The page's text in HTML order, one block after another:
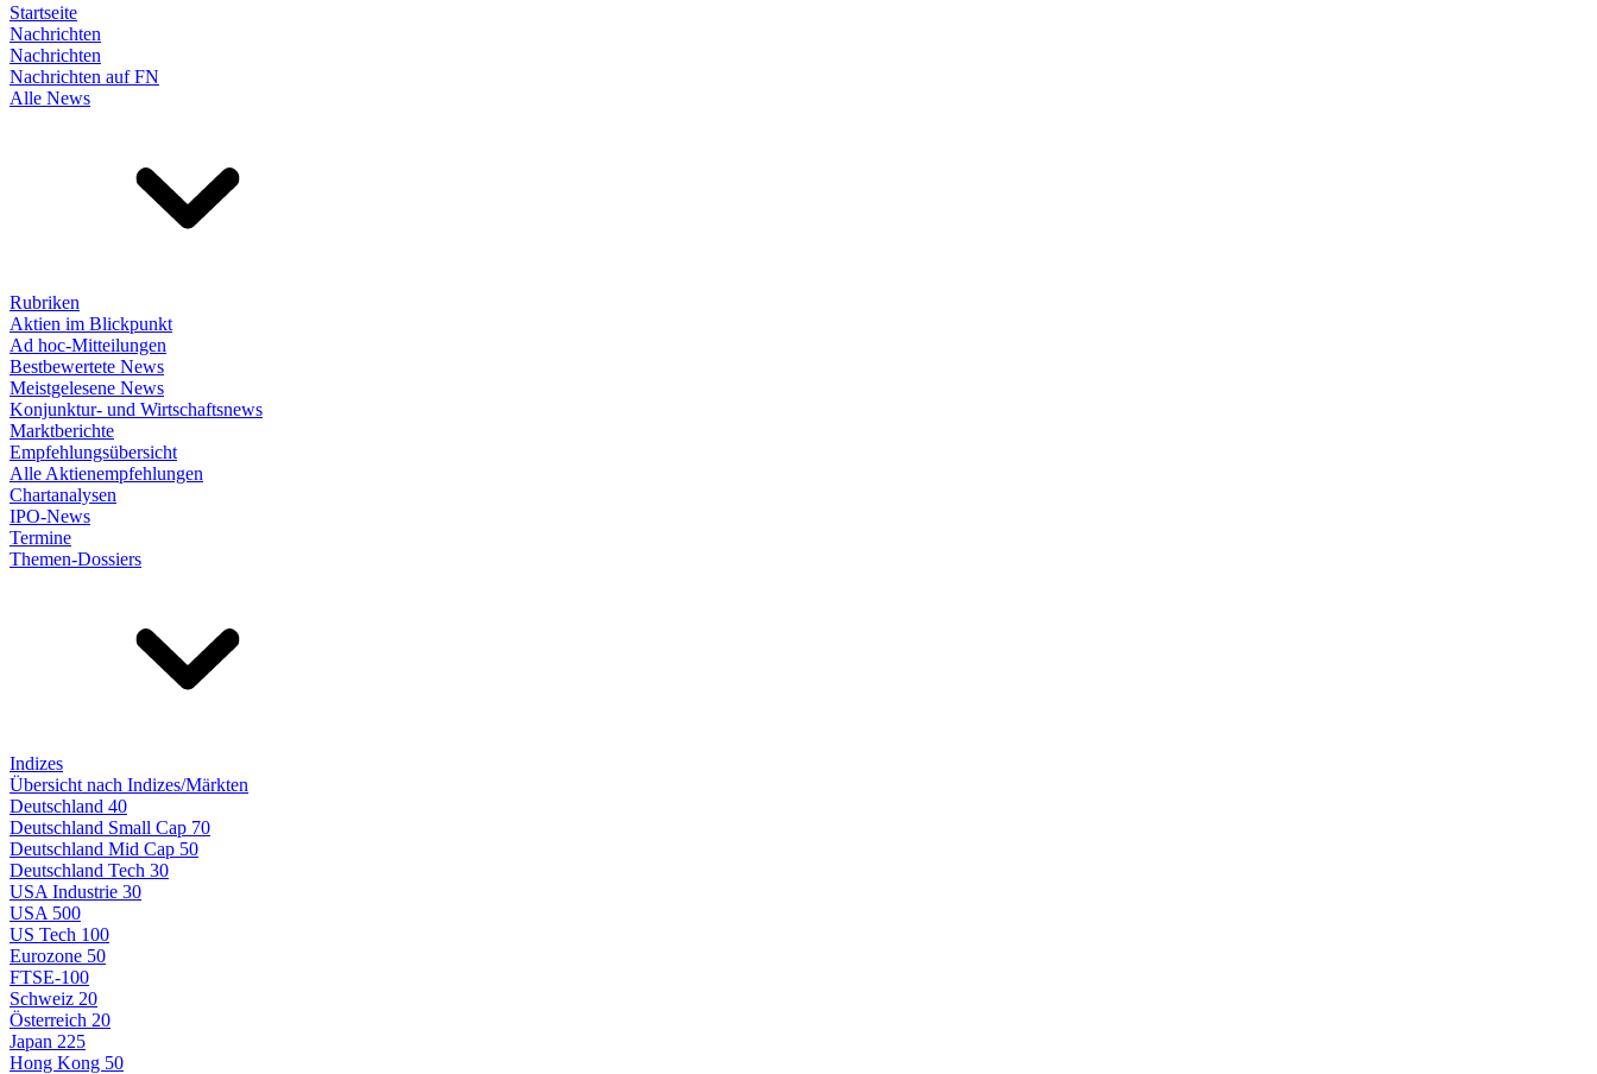
Startseite
Nachrichten
Nachrichten
Nachrichten auf FN
Alle News
Rubriken
Aktien im Blickpunkt
Ad hoc-Mitteilungen
Bestbewertete News
Meistgelesene News
Konjunktur- und Wirtschaftsnews
Marktberichte
Empfehlungsübersicht
Alle Aktienempfehlungen
Chartanalysen
IPO-News
Termine
Themen-Dossiers
Indizes
Übersicht nach Indizes/Märkten
Deutschland 40
Deutschland Small Cap 70
Deutschland Mid Cap 50
Deutschland Tech 30
USA Industrie 30
USA 500
US Tech 100
Eurozone 50
FTSE-100
Schweiz 20
Österreich 20
Japan 225
Hong Kong 50